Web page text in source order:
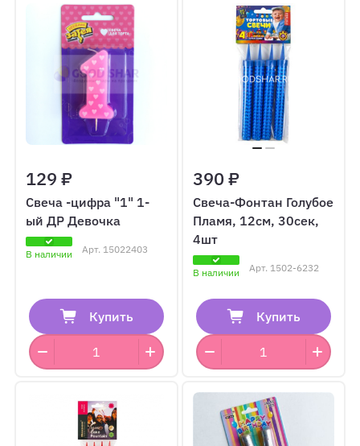
129 ₽
Свеча -цифра "1" 1-
ый ДР Девочка
В наличии Арт. 15022403
Купить
390 ₽
Свеча-Фонтан Голубое
Пламя, 12см, 30сек,
4шт
В наличии Арт. 1502-6232
Купить